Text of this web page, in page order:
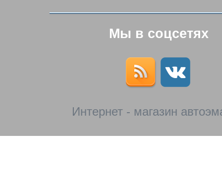
Мы в соцсетях
Интернет - магазин